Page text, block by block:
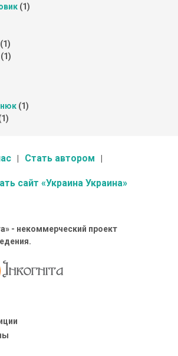
(1)
(1)
(1)
(1)
Стать автором
сайт «Украина Украина»
- некоммерческий проект